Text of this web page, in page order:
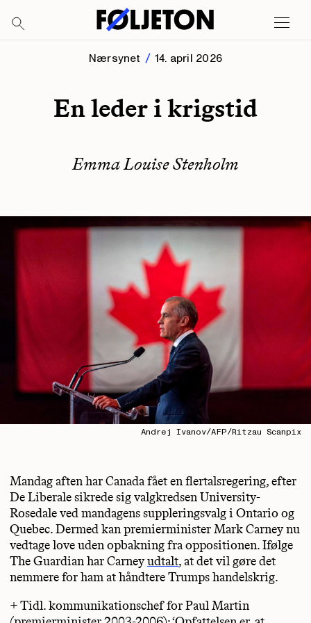
Nærsynet 14. april 2026
En leder i krigstid
Emma Louise Stenholm
Andrej Ivanov/AFP/Ritzau Scanpix
Mandag aften har Canada fået en flertalsregering, efter
De Liberale sikrede sig valgkredsen University-
Rosedale ved mandagens suppleringsvalg i Ontario og
Quebec. Dermed kan premierminister Mark Carney nu
vedtage love uden opbakning fra oppositionen. Ifølge
The Guardian har Carneyudtalt, at det vil gøre det
nemmere for ham at håndtere Trumps handelskrig.
+ Tidl. kommunikationschef for Paul Martin